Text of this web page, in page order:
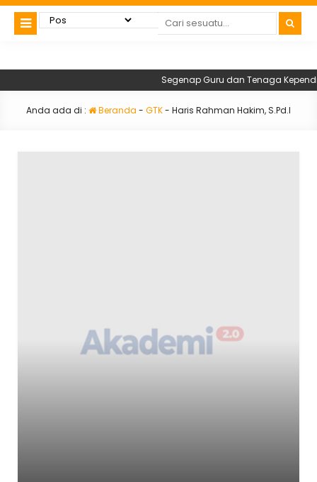
Segenap Guru dan Tenaga
Anda ada di : Beranda - GTK- Haris Rahman Hakim, S.Pd.I